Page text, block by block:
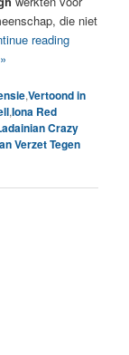
die niet
reading
,Vertoond in
,Iona Red
Crazy
Verzet Tegen